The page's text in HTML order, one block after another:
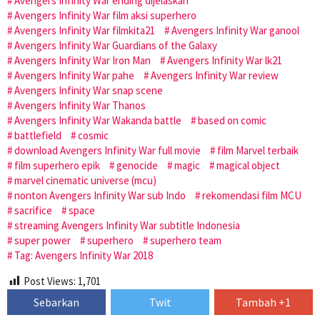
Avengers Infinity War film aksi superhero
Avengers Infinity War filmkita21
Avengers Infinity War ganool
Avengers Infinity War Guardians of the Galaxy
Avengers Infinity War Iron Man
Avengers Infinity War lk21
Avengers Infinity War pahe
Avengers Infinity War review
Avengers Infinity War snap scene
Avengers Infinity War Thanos
Avengers Infinity War Wakanda battle
based on comic
battlefield
cosmic
download Avengers Infinity War full movie
film Marvel terbaik
film superhero epik
genocide magic
magical object
marvel cinematic universe (mcu)
nonton Avengers Infinity War sub Indo
rekomendasi film MCU
sacrifice
space
streaming Avengers Infinity War subtitle Indonesia
super power
superhero
superhero team
Tag: Avengers Infinity War 2018
Post Views: 1,701
Sebarkan Twit
Tambah +1